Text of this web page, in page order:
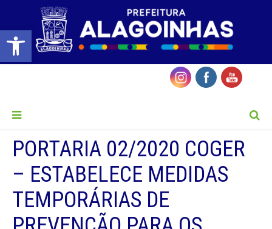
Barra de Ferramentas Aberta
PORTARIA 02/2020 COGER
– ESTABELECE MEDIDAS
TEMPORÁRIAS DE